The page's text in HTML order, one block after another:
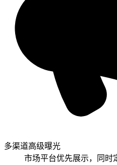
多渠道高级曝光
市场平台优先展示，同时